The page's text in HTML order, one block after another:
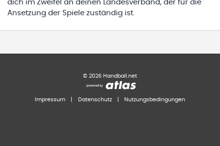
dich im Zweifel an deinen Landesverband, der für die
Ansetzung der Spiele zuständig ist.
© 2026 Handball.net
Impressum Datenschutz Nutzungsbedingungen